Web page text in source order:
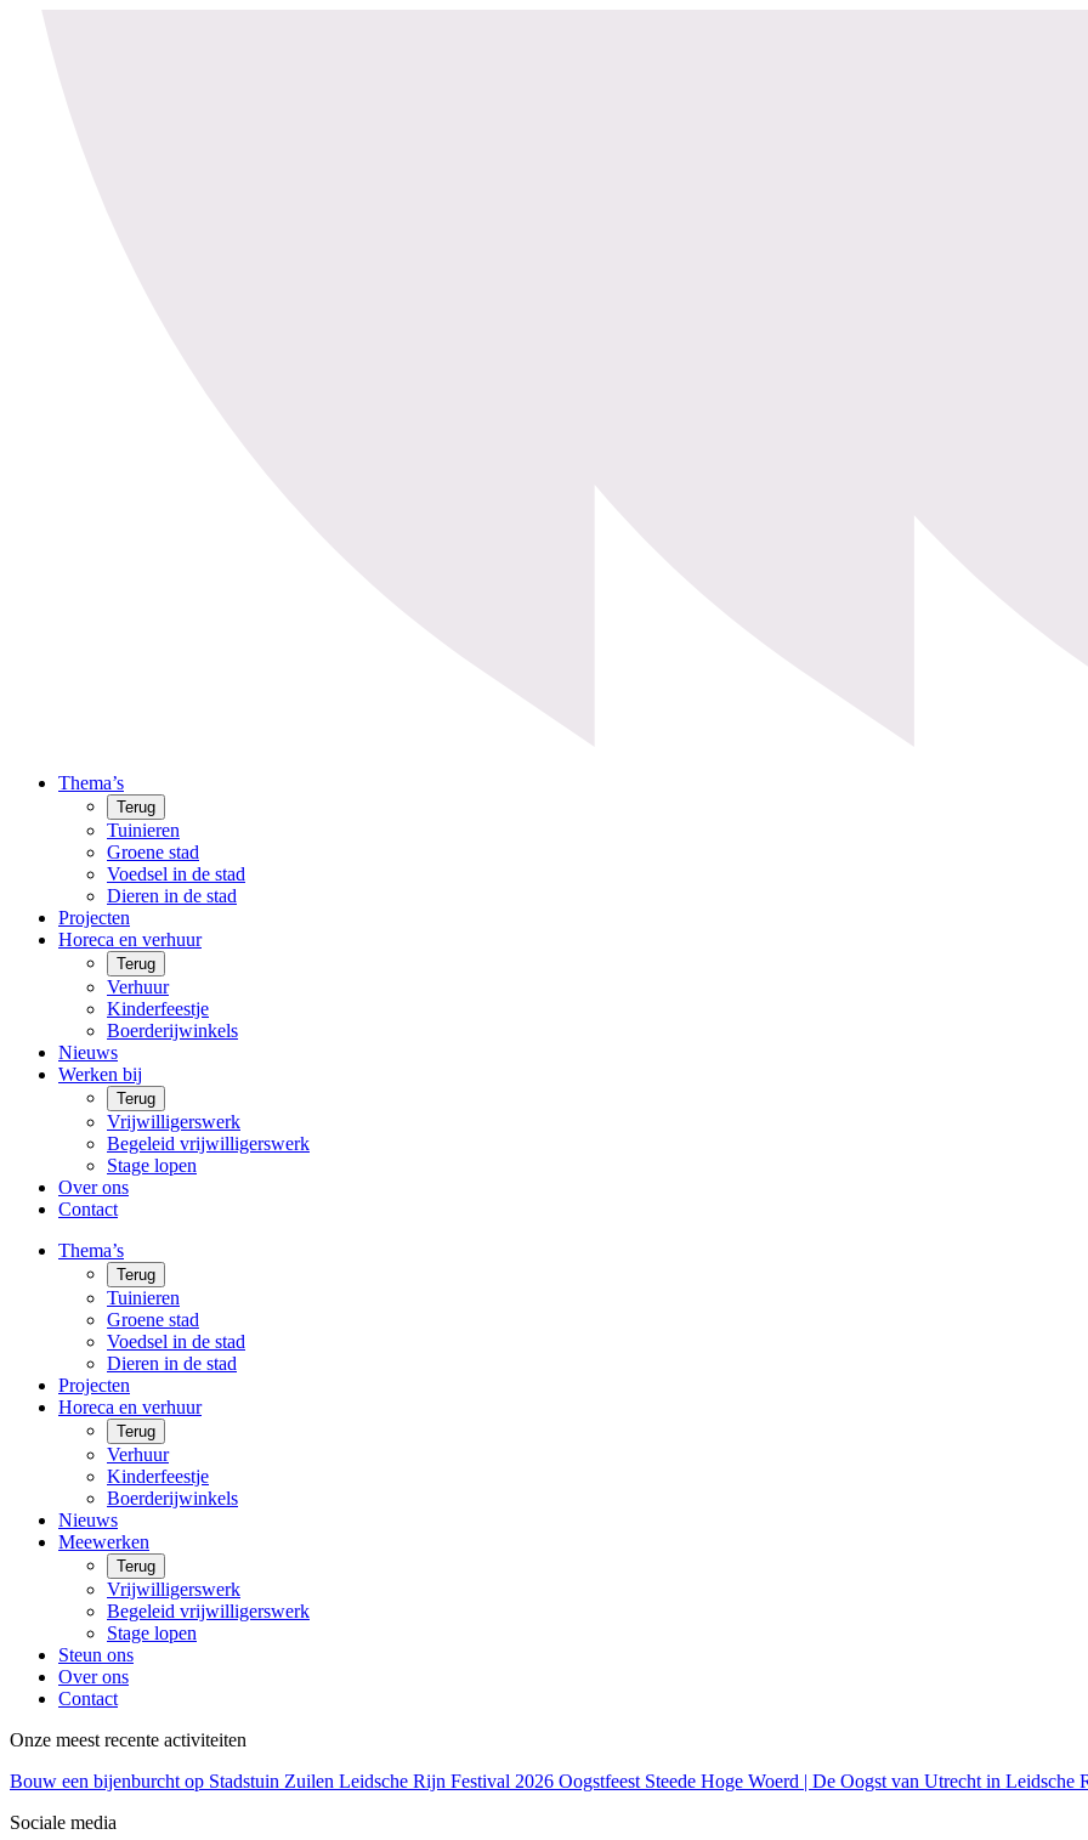
Thema’s
Terug
Tuinieren
Groene stad
Voedsel in de stad
Dieren in de stad
Projecten
Horeca en verhuur
Terug
Verhuur
Kinderfeestje
Boerderijwinkels
Nieuws
Werken bij
Terug
Vrijwilligerswerk
Begeleid vrijwilligerswerk
Stage lopen
Over ons
Contact
Thema’s
Terug
Tuinieren
Groene stad
Voedsel in de stad
Dieren in de stad
Projecten
Horeca en verhuur
Terug
Verhuur
Kinderfeestje
Boerderijwinkels
Nieuws
Meewerken
Terug
Vrijwilligerswerk
Begeleid vrijwilligerswerk
Stage lopen
Steun ons
Over ons
Contact
Onze meest recente activiteiten
Bouw een bijenburcht op Stadstuin Zuilen Leidsche Rijn Festival 2026 Oogstfeest Steede Hoge Woerd | De Oogst van Utrecht in Leidsche
Sociale media